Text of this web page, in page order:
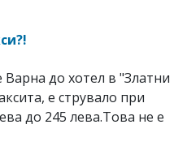
до хотел в "Златни
е струвало при
до 245 лева.Това не е